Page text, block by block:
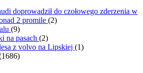
doprowadził do czołowego zderzenia w
2 promile (2)
(9)
na pasach (2)
z volvo na Lipskiej (1)
1686)